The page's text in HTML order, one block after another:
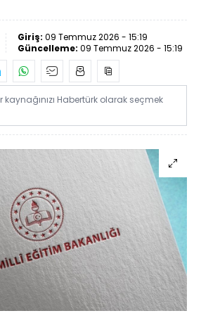
Giriş: 09 Temmuz 2026 - 15:19
Güncelleme: 09 Temmuz 2026 - 15:19
Habertürk olarak seçmek